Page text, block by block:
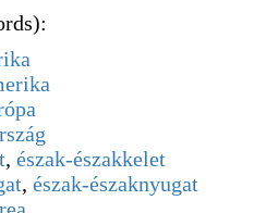
):
, észak-északkelet
, észak-északnyugat